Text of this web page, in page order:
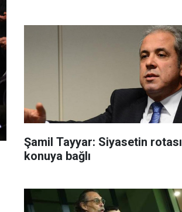
Şamil Tayyar: Siyasetin
konuya bağlı